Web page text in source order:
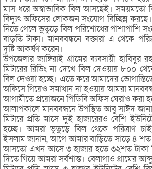
মাস ধরে অস্বাভাবিক বিল আসছেই। সময়মতো
বিদ্যুৎ অফিসের লোকজন সংযোগ বিচ্ছিন্ন
নিতে গেলে ভুতুড়ে বিল পরিশোধের পাশাপাশি
বাড়তি টাকা। মানববন্ধনে বক্তারা এ থেকে
দৃষ্টি আকর্ষণ করেন।
উপজেলার জাঙ্গিরাই গ্রামের ব্যবসায়ী হাবিবুর
মিটারের রিডিং না দেখে বিল দেওয়ায় ৮০০
বিল দেওয়া হচ্ছে। এতে করে আমাদের
অফিসে গিয়েও সমাধান না হওয়ায় আমরা
আগামীতে প্রয়োজনে পিডিবি অফিস ঘেরাও করা
আলাপকালে মানববন্ধনে উপস্থিত আবু সাঈদ
মিটারে প্রতি মাসে দুই হাজারেরও বেশি
হচ্ছে। আমরা ভুতুড়ে বিল থেকে পরিত্রাণ
ইসলাম জানান, আগে আমার বাড়িতে সাড়ে ৪
আসতো এখন আসে ৩ হাজার হতে ৩২শত টাকা
দিতে গিয়ে আমরা সর্বশান্ত। বেলাগাও গ্রামের